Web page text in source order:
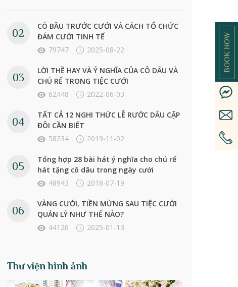
CÓ BẦU TRƯỚC CƯỚI VÀ CÁCH TỔ CHỨC
ĐÁM CƯỚI TINH TẾ
79747
2025-08-22
LỜI THỀ HAY VÀ Ý NGHĨA CỦA CÔ DÂU VÀ
CHÚ RỂ TRONG TIỆC CƯỚI
62448
2022-06-03
TẤT CẢ 12 NGHI THỨC LỄ RƯỚC DÂU CẶP
ĐÔI CẦN BIẾT
58234
2019-11-02
Tổng hợp 28 bài hát ý nghĩa cho chú rể
hát tặng cô dâu trong ngày cưới
48943
2018-07-19
VÀNG CƯỚI, TIỀN MỪNG SAU TIỆC CƯỚI
QUẢN LÝ NHƯ THẾ NÀO?
44126
2025-01-13
Thư viện hình ảnh
BOOK NOW